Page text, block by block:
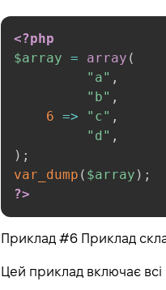
<?php
$array = array (
"a" ,
"b" ,
6 => "c" ,
"d" ,
) ;
var_dump ( $array ) ;
?>
Приклад #6 Приклад
Цей приклад включає всі